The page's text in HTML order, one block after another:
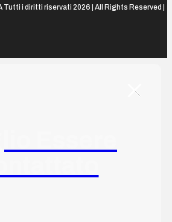
Tutti i diritti riservati 2026 | All Rights Reserved |
Essere